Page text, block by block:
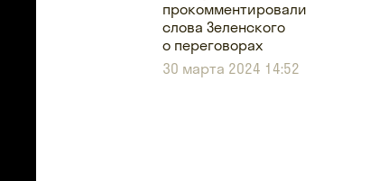
прокомментировали
слова Зеленского
о переговорах
30 марта 2024 14:52